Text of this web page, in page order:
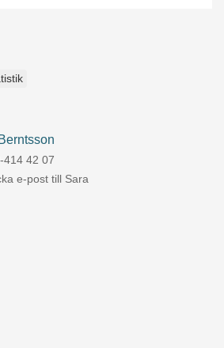
414 42 07
e-post till Sara